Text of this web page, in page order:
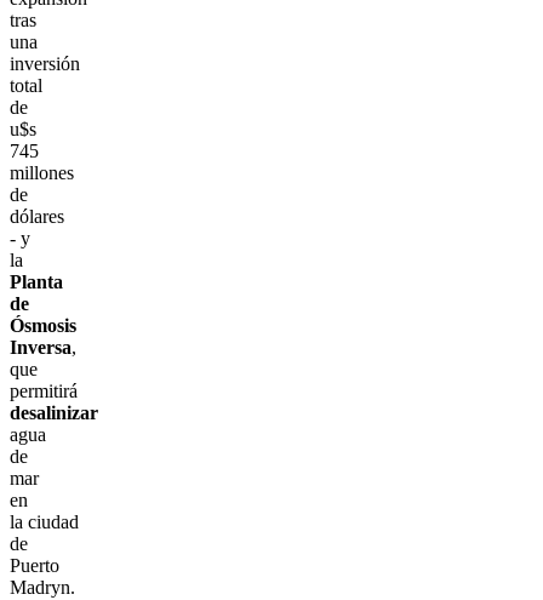
tras
una
inversión
total
de
u$s
745
millones
de
dólares
- y
la
Planta
de
Ósmosis
Inversa,
que
permitirá
desalinizar
agua
de
mar
en
la ciudad
de
Puerto
Madryn.